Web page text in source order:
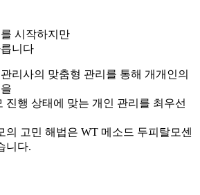
시작하지만
니다
리사의 맞춤형 관리를 통해 개개인의
진행 상태에 맞는 개인 관리를 최우선
의 고민 해법은 WT 메소드 두피탈모센
니다.